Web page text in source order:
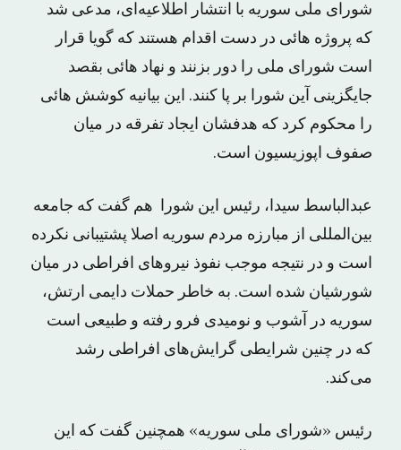
شورای ملی سوریه با انتشار اطلاعیه‌ای، مدعی شد
که پروژه هائی در دست اقدام هستند که گویا قرار
است شورای ملی را دور بزنند و نهاد هائی بقصد
جایگزینی آین شورا بر پا کنند. این بیانیه کوشش هائی
را محکوم کرد که هدفشان ایجاد تفرقه در میان
صفوف اپوزیسیون است.
عبدالباسط سیدا، رئیس این شورا هم گفت که جامعه
بین‌المللی از مبارزه مردم سوریه اصلا پشتیبانی نکرده
است و در نتیجه موجب نفوذ نیروهای افراطی در میان
شورشیان شده است. به خاطر حملات دایمی ارتش،
سوریه در آشوب و نومیدی فرو رفته و طبیعی است
که در چنین شرایطی گرایش‌های افراطی رشد
می‌کند.
رئیس «شورای ملی سوریه» همچنین گفت که این